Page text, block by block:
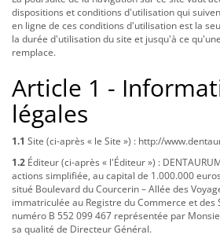
dispositions et conditions d'utilisation qui
en ligne de ces conditions d'utilisation est la
la durée d'utilisation du site et jusqu'à ce
remplace.
Article 1 -
légales
1.1 Site (ci-après « le Site ») : http://
1.2 Éditeur (ci-après « l'Éditeur ») :
actions simplifiée, au capital de 1.000.000
situé Boulevard du Courcerin – Allée des
immatriculée au Registre du Commerce et des
numéro B 552 099 467 représentée par
sa qualité de Directeur Général.